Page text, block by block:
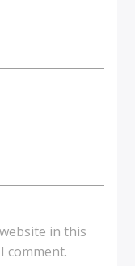
in this
comment.